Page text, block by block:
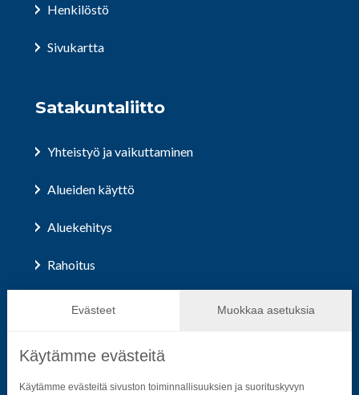
Evästeet Muokkaa asetuksia
Käytämme evästeitä
Käytämme evästeitä sivuston toiminnallisuuksien ja suorituskyvyn
Henkilöstö
Sivukartta
Satakuntaliitto
Yhteistyö ja vaikuttaminen
Alueiden käyttö
Aluekehitys
Rahoitus
Hallinto ja päätöksenteko
Seuraa sosiaalisessa mediassa